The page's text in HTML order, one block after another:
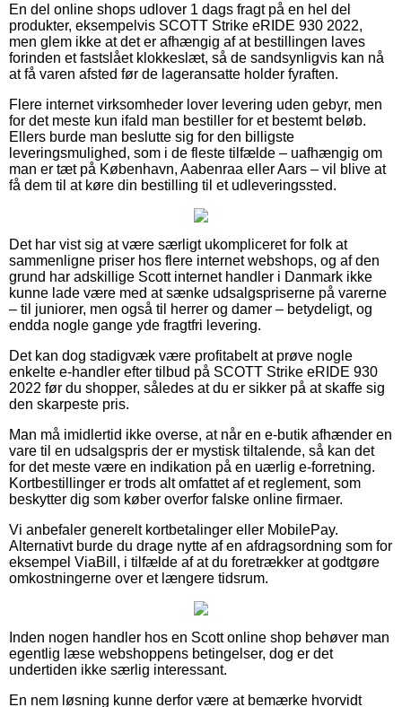
En del online shops udlover 1 dags fragt på en hel del
produkter, eksempelvis SCOTT Strike eRIDE 930 2022,
men glem ikke at det er afhængig af at bestillingen laves
forinden et fastslået klokkeslæt, så de sandsynligvis kan nå
at få varen afsted før de lageransatte holder fyraften.
Flere internet virksomheder lover levering uden gebyr, men
for det meste kun ifald man bestiller for et bestemt beløb.
Ellers burde man beslutte sig for den billigste
leveringsmulighed, som i de fleste tilfælde – uafhængig om
man er tæt på København, Aabenraa eller Aars – vil blive at
få dem til at køre din bestilling til et udleveringssted.
Det har vist sig at være særligt ukompliceret for folk at
sammenligne priser hos flere internet webshops, og af den
grund har adskillige Scott internet handler i Danmark ikke
kunne lade være med at sænke udsalgspriserne på varerne
– til juniorer, men også til herrer og damer – betydeligt, og
endda nogle gange yde fragtfri levering.
Det kan dog stadigvæk være profitabelt at prøve nogle
enkelte e-handler efter tilbud på SCOTT Strike eRIDE 930
2022 før du shopper, således at du er sikker på at skaffe sig
den skarpeste pris.
Man må imidlertid ikke overse, at når en e-butik afhænder en
vare til en udsalgspris der er mystisk tiltalende, så kan det
for det meste være en indikation på en uærlig e-forretning.
Kortbestillinger er trods alt omfattet af et reglement, som
beskytter dig som køber overfor falske online firmaer.
Vi anbefaler generelt kortbetalinger eller MobilePay.
Alternativt burde du drage nytte af en afdragsordning som for
eksempel ViaBill, i tilfælde af at du foretrækker at godtgøre
omkostningerne over et længere tidsrum.
Inden nogen handler hos en Scott online shop behøver man
egentlig læse webshoppens betingelser, dog er det
undertiden ikke særlig interessant.
En nem løsning kunne derfor være at bemærke hvorvidt